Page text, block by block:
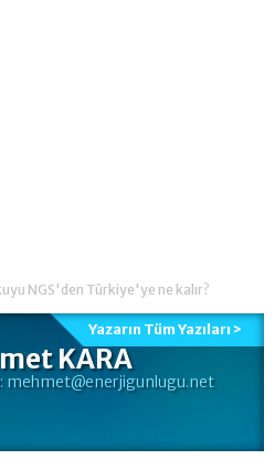
NGS'den Türkiye'ye ne kalır?
KARA
mehmet@enerjigunlugu.net
Yazarın Tüm Yazıları >